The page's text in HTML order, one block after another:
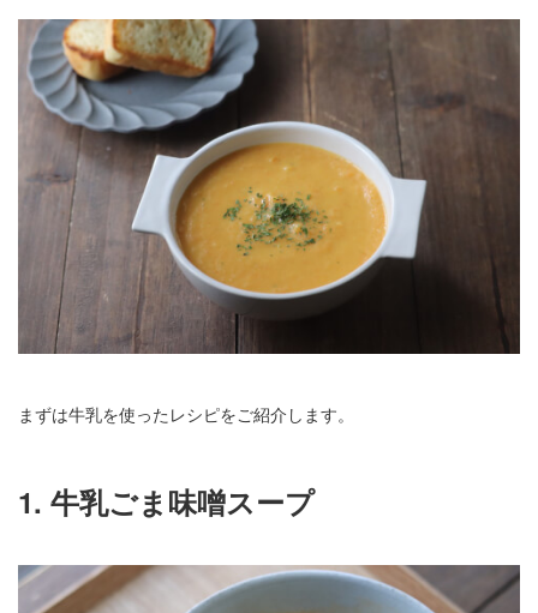
まずは牛乳を使ったレシピをご紹介します。
1. 牛乳ごま味噌スープ